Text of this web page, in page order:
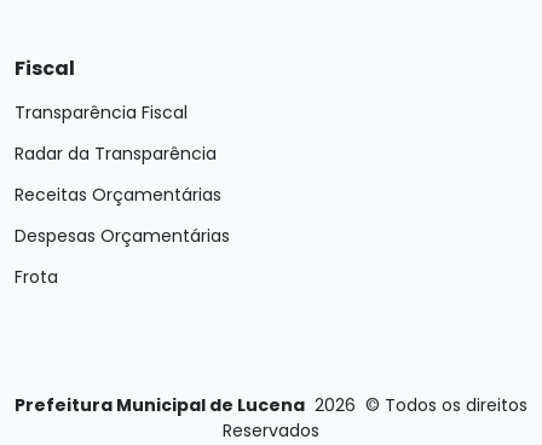
Fiscal
Transparência Fiscal
Radar da Transparência
Receitas Orçamentárias
Despesas Orçamentárias
Frota
Prefeitura Municipal de Lucena 2026 © Todos os direitos
Reservados